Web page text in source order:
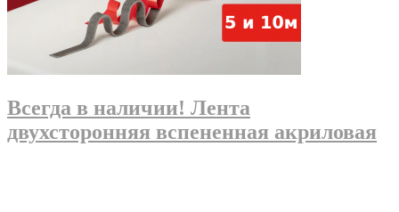
Всегда в наличии! Лента
двухсторонняя вспененная акриловая